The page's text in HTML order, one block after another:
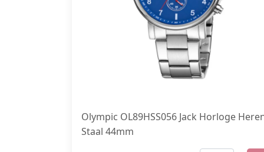
Olympic OL89HSS056 Jack Horloge
Staal 44mm